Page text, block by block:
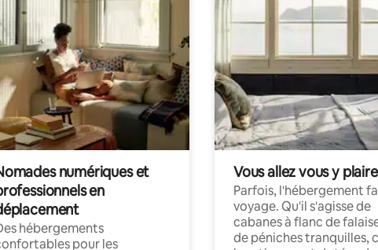
numériques et
en
hébergements
pour les
Vous allez vous y plaire
Parfois, l'hébergement
voyage. Qu'il s'agisse de
cabanes à flanc de
de péniches tranquilles,